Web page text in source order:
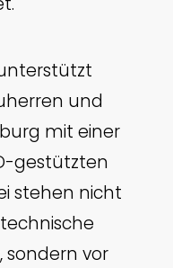
und
mit einer
gestützten
stehen nicht
sondern vor